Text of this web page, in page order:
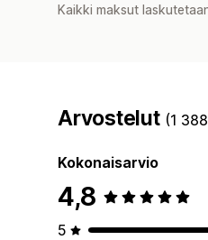
Kaikki maksut
Arvostelut (1
Kokonaisarvio
4,8
5